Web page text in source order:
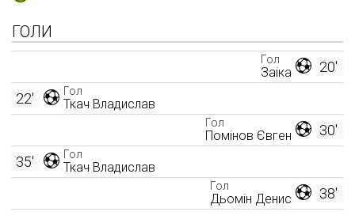
ГОЛИ
20'
Гол
Заіка
Гол
Ткач Владислав
22'
30'
Гол
Помінов Євген
Гол
Ткач Владислав
35'
38'
Гол
Дьомін Денис